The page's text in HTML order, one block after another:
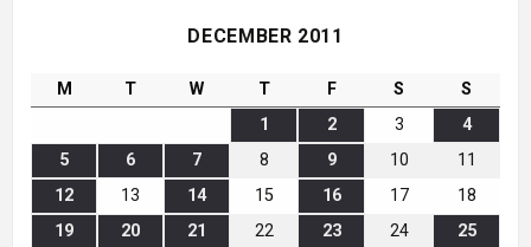
DECEMBER 2011
M T W T F S
S
1
2 3
4
5
6 7 8 9 10
11
12
13 14 15 16 17
18
19
20 21 22 23 24
25